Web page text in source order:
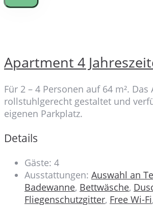
Apartment 4
Für 2 – 4 Personen auf 64 m².
rollstuhlgerecht gestaltet und
eigenen Parkplatz.
Details
Gäste: 4
Ausstattungen: Auswahl an
Badewanne, Bettwäsche,
Fliegenschutzgitter, Free Wi-Fi,